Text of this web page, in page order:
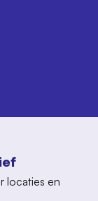
locaties en